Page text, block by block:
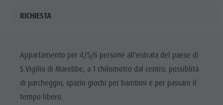
RICHIESTA
Appartamento per 4/5/6 persone all'entrata del paese di
S.Vigilio di Marebbe, a 1 chilometro dal centro, possiblità
di parcheggio, spazio giochi per bambini e per passare il
tempo libero.